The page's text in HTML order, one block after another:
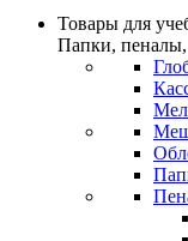
Товары для
Папки,